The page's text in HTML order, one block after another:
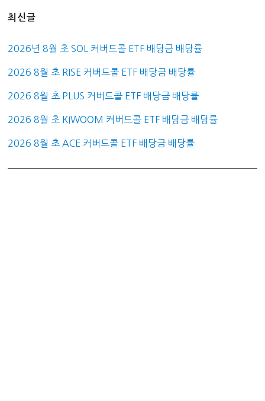
최신글
2026년 8월 초 SOL 커버드콜 ETF 배당금 배당률
2026 8월 초 RISE 커버드콜 ETF 배당금 배당률
2026 8월 초 PLUS 커버드콜 ETF 배당금 배당률
2026 8월 초 KIWOOM 커버드콜 ETF 배당금 배당률
2026 8월 초 ACE 커버드콜 ETF 배당금 배당률